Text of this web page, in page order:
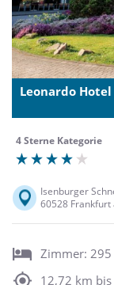
Leonardo
4 Sterne Kategorie
Isenburger
60528 Frankfurt
Zimmer: 295
12,72 km